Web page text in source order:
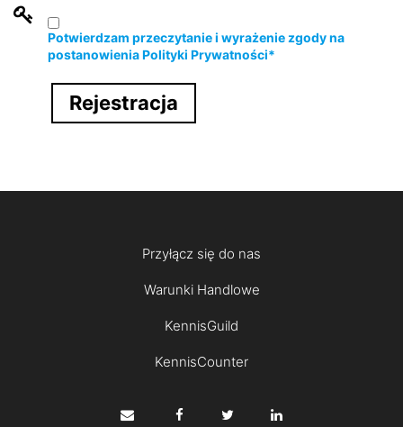
Potwierdzam przeczytanie i wyrażenie zgody na
postanowienia Polityki Prywatności*
Rejestracja
Przyłącz się do nas
Warunki Handlowe
KennisGuild
KennisCounter